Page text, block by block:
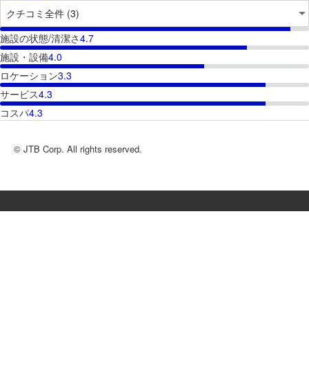
施設の状態/清潔さ4.7
施設・設備4.0
ロケーション3.3
サービス4.3
コスパ4.3
© JTB Corp. All rights reserved.